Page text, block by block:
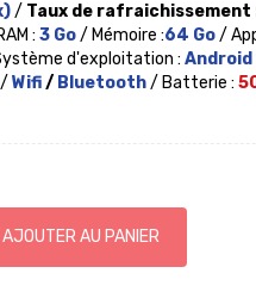
/ Taux de rafraichissement
: 3 Go/ Mémoire :64 Go/
d'exploitation : Android
/ Wifi/Bluetooth/ Batterie :
AJOUTER AU PANIER